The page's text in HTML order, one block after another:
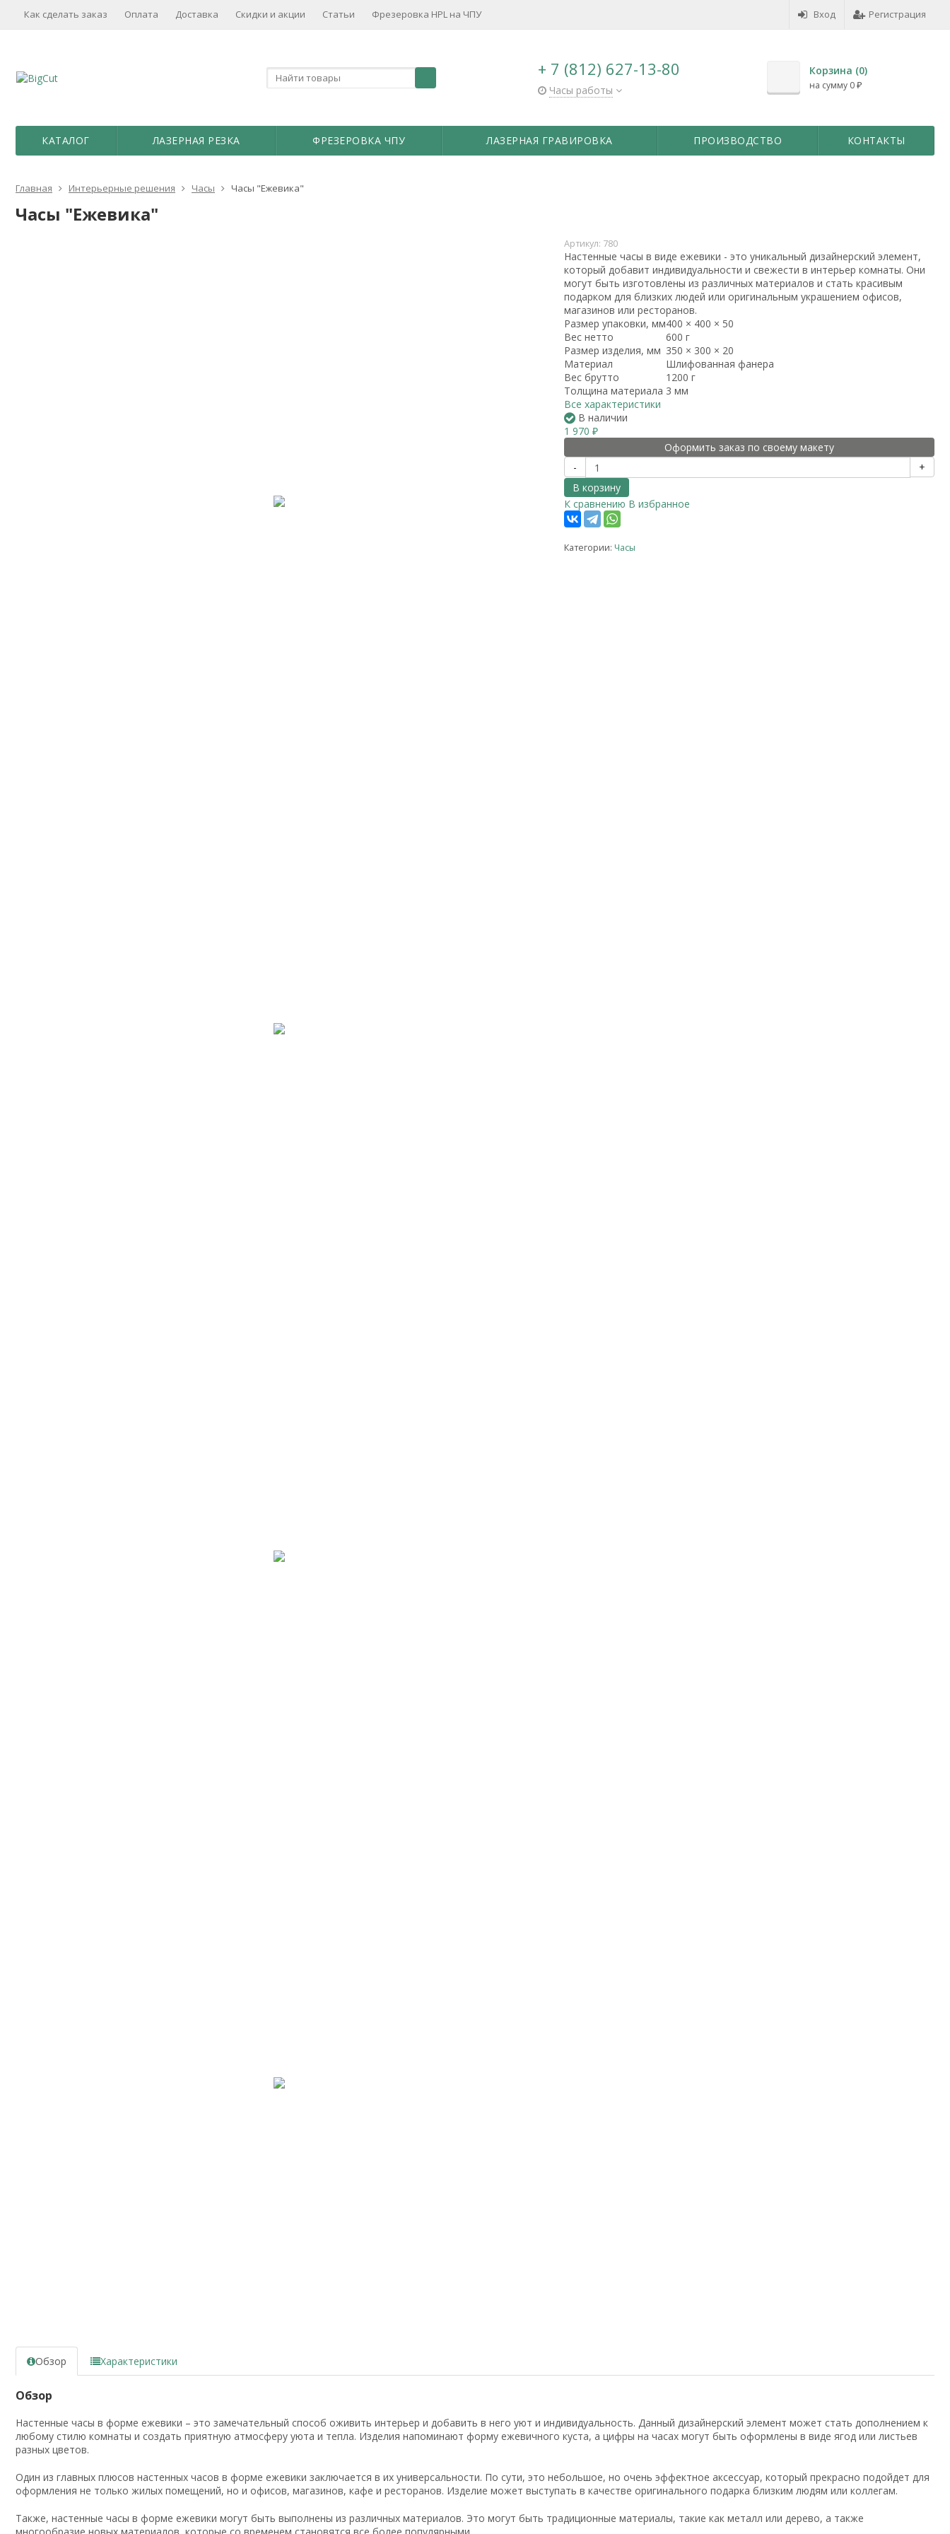
Вход Регистрация
Как сделать заказ Оплата Доставка Скидки и акции Статьи Фрезеровка HPL на ЧПУ
+ 7 (812) 627-13-80
Часы работы
Корзина (0)
на сумму 0 ₽
КАТАЛОГ ЛАЗЕРНАЯ РЕЗКА ФРЕЗЕРОВКА ЧПУ ЛАЗЕРНАЯ ГРАВИРОВКА ПРОИЗВОДСТВО КОНТАКТЫ
Главная Интерьерные решения Часы Часы "Ежевика"
Часы "Ежевика"
Артикул: 780
Настенные часы в виде ежевики - это уникальный дизайнерский элемент,
который добавит индивидуальности и свежести в интерьер комнаты. Они
могут быть изготовлены из различных материалов и стать красивым
подарком для близких людей или оригинальным украшением офисов,
магазинов или ресторанов.
Размер упаковки, мм400 × 400 × 50
Вес нетто
600 г
Размер изделия, мм 350 × 300 × 20
Материал
Шлифованная фанера
Вес брутто
1200 г
Толщина материала 3 мм
Все характеристики
В наличии
1 970 ₽
Оформить заказ по своему макету
-
+
В корзину
К сравнению В избранное
Категории: Часы
Обзор Характеристики
Обзор
Настенные часы в форме ежевики – это замечательный способ оживить интерьер и добавить в него уют и индивидуальность. Данный дизайнерский элемент может стать дополнением к
любому стилю комнаты и создать приятную атмосферу уюта и тепла. Изделия напоминают форму ежевичного куста, а цифры на часах могут быть оформлены в виде ягод или листьев
разных цветов.
Один из главных плюсов настенных часов в форме ежевики заключается в их универсальности. По сути, это небольшое, но очень эффектное аксессуар, который прекрасно подойдет для
оформления не только жилых помещений, но и офисов, магазинов, кафе и ресторанов. Изделие может выступать в качестве оригинального подарка близким людям или коллегам.
Также, настенные часы в форме ежевики могут быть выполнены из различных материалов. Это могут быть традиционные материалы, такие как металл или дерево, а также